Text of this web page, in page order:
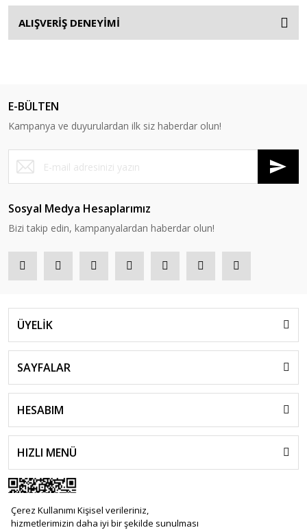
Çerez Kullanımı Kişisel verileriniz,
hizmetlerimizin daha iyi bir şekilde sunulması
ALIŞVERİŞ DENEYİMİ
E-BÜLTEN
Kampanya ve duyurulardan ilk siz haberdar olun!
Sosyal Medya Hesaplarımız
Bizi takip edin, kampanyalardan haberdar olun!
ÜYELİK
SAYFALAR
HESABIM
HIZLI MENÜ